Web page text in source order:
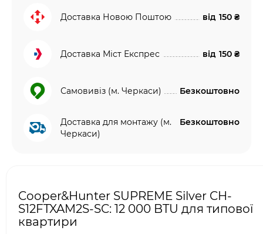
Доставка Новою Поштою від 150 ₴
Доставка Міст Експрес від 150 ₴
Самовивіз (м. Черкаси) Безкоштовно
Доставка для монтажу (м.
Черкаси)
Безкоштовно
Cooper&Hunter SUPREME Silver CH-
S12FTXAM2S-SC: 12 000 BTU для типової
квартири